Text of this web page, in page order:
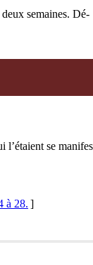
deux semaines. Dé-
se
à 28. ]